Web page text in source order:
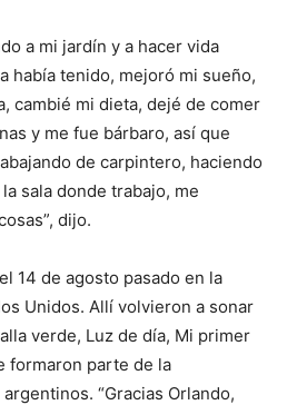
a mi jardín y a hacer vida
había tenido, mejoró mi sueño,
cambié mi dieta, dejé de comer
y me fue bárbaro, así que
de carpintero, haciendo
sala donde trabajo, me
dijo.
14 de agosto pasado en la
Unidos. Allí volvieron a sonar
verde, Luz de día, Mi primer
formaron parte de la
“Gracias Orlando,